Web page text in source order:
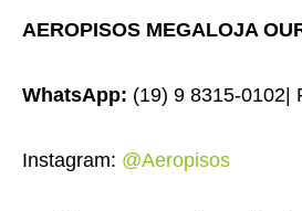
AEROPISOS MEGALOJA
WhatsApp: (19) 9 8315-0102|
Instagram: @Aeropisos